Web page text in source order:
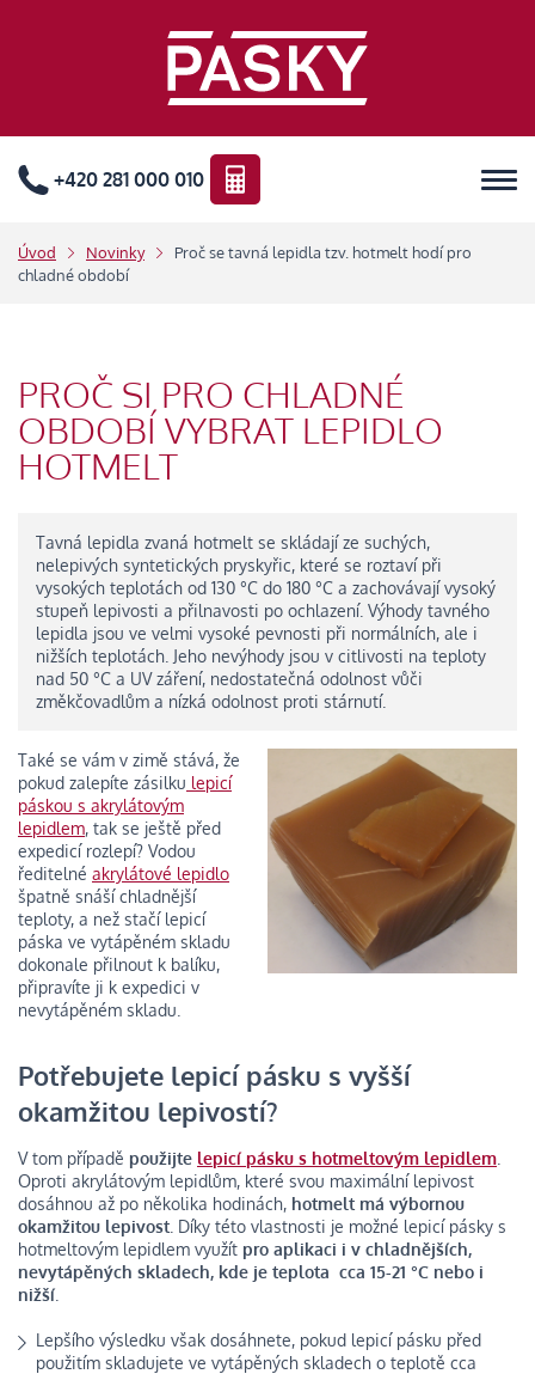
+420 281 000 010
Úvod Novinky
Proč se tavná lepidla tzv. hotmelt hodí pro
chladné období
PROČ SI PRO CHLADNÉ
OBDOBÍ VYBRAT LEPIDLO
HOTMELT
Tavná lepidla zvaná hotmelt se skládají ze suchých,
nelepivých syntetických pryskyřic, které se roztaví při
vysokých teplotách od 130 °C do 180 °C a zachovávají vysoký
stupeň lepivosti a přilnavosti po ochlazení. Výhody tavného
lepidla jsou ve velmi vysoké pevnosti při normálních, ale i
nižších teplotách. Jeho nevýhody jsou v citlivosti na teploty
nad 50 °C a UV záření, nedostatečná odolnost vůči
změkčovadlům a nízká odolnost proti stárnutí.
Také se vám v zimě stává, že
pokud zalepíte zásilku lepicí
páskou s akrylátovým
lepidlem, tak se ještě před
expedicí rozlepí? Vodou
ředitelné akrylátové lepidlo
špatně snáší chladnější
teploty, a než stačí lepicí
páska ve vytápěném skladu
dokonale přilnout k balíku,
připravíte ji k expedici v
nevytápěném skladu.
Potřebujete lepicí pásku s vyšší
okamžitou lepivostí?
V tom případě použijte lepicí pásku s hotmeltovým lepidlem
Oproti akrylátovým lepidlům, které svou maximální lepivost
dosáhnou až po několika hodinách, hotmelt má výbornou
okamžitou lepivost . Díky této vlastnosti je možné lepicí pásky s
hotmeltovým lepidlem využít pro aplikaci i v chladnějších,
nevytápěných skladech, kde je teplota cca 15-21 °C nebo i
nižší
Lepšího výsledku však dosáhnete, pokud lepicí pásku před
použitím skladujete ve vytápěných skladech o teplotě cca